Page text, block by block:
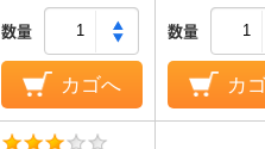
数量
カゴへ
数量
カ